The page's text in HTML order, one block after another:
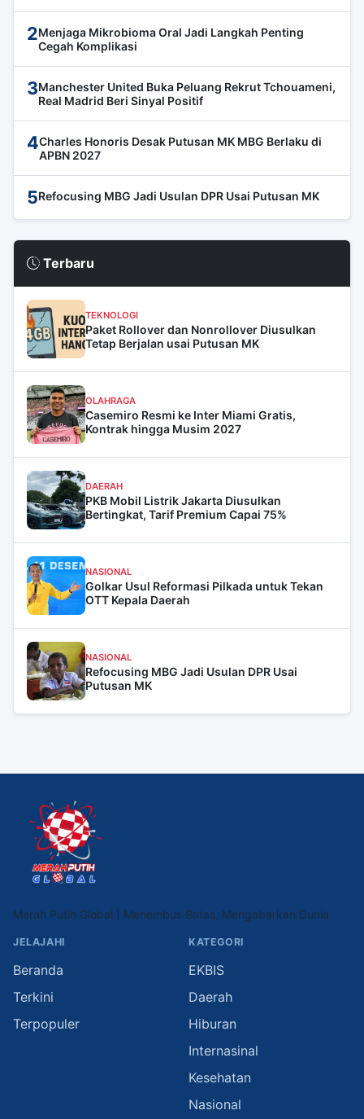
2Menjaga Mikrobioma Oral Jadi Langkah Penting
Cegah Komplikasi
3Manchester United Buka Peluang Rekrut Tchouameni,
Real Madrid Beri Sinyal Positif
4Charles Honoris Desak Putusan MK MBG Berlaku di
APBN 2027
5Refocusing MBG Jadi Usulan DPR Usai Putusan MK
Terbaru
TEKNOLOGI
Paket Rollover dan Nonrollover Diusulkan
Tetap Berjalan usai Putusan MK
OLAHRAGA
Casemiro Resmi ke Inter Miami Gratis,
Kontrak hingga Musim 2027
DAERAH
PKB Mobil Listrik Jakarta Diusulkan
Bertingkat, Tarif Premium Capai 75%
NASIONAL
Golkar Usul Reformasi Pilkada untuk Tekan
OTT Kepala Daerah
NASIONAL
Refocusing MBG Jadi Usulan DPR Usai
Putusan MK
Merah Putih Global | Menembus Batas, Mengabarkan Dunia
JELAJAHI
Beranda
Terkini
Terpopuler
KATEGORI
EKBIS
Daerah
Hiburan
Internasinal
Kesehatan
Nasional